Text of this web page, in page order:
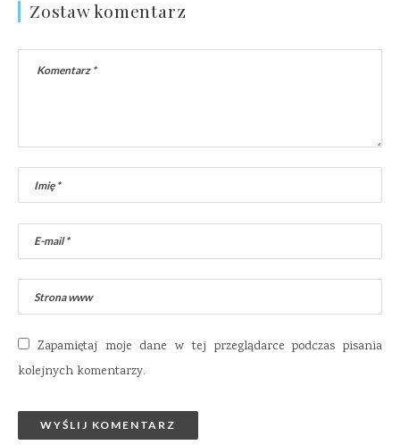
Zostaw komentarz
Zapamiętaj moje dane w tej przeglądarce podczas pisania
kolejnych komentarzy.